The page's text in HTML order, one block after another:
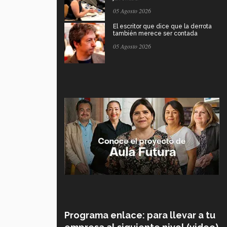
05 Agosto 2026
El escritor que dice que la derrota
también merece ser contada
05 Agosto 2026
Programa enlace: para llevar a tu